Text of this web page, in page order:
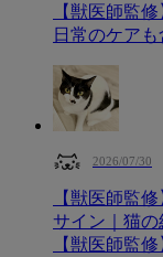
【獣医師監
日常のケア
2026/07/30
【獣医師監
サイン｜猫
【獣医師監